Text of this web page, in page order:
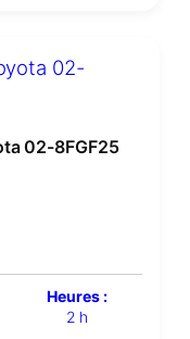
02-8FGF25
Heures :
2 h